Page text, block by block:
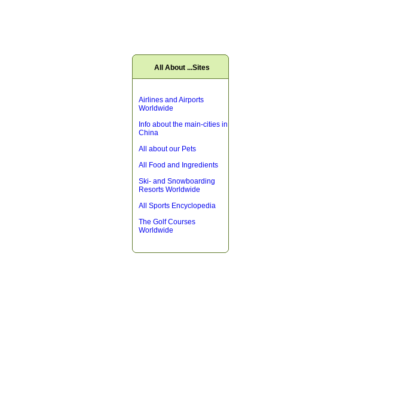
All About ...Sites
Airlines and Airports
Worldwide
Info about the main-cities in
China
All about our Pets
All Food and Ingredients
Ski- and Snowboarding
Resorts Worldwide
All Sports Encyclopedia
The Golf Courses
Worldwide